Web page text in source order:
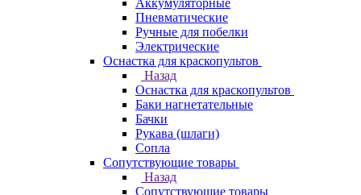
Аккумуляторные
Пневматические
Ручные для побелки
Электрические
Оснастка для краскопультов
Назад
Оснастка для краскопультов
Баки нагнетательные
Бачки
Рукава (шлаги)
Сопла
Сопутствующие товары
Назад
Сопутствующие товары